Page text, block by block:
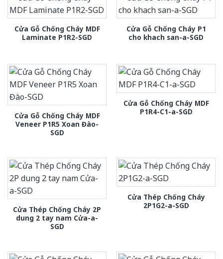
Cửa Gỗ Chống Cháy MDF
Laminate P1R2-SGD
Cửa Gỗ Chống Cháy P1
cho khach san-a-SGD
Cửa Gỗ Chống Cháy MDF
Veneer P1R5 Xoan Đào-
SGD
Cửa Gỗ Chống Cháy MDF
P1R4-C1-a-SGD
Cửa Thép Chống Cháy 2P
dung 2 tay nam Cửa-a-
SGD
Cửa Thép Chống Cháy
2P1G2-a-SGD